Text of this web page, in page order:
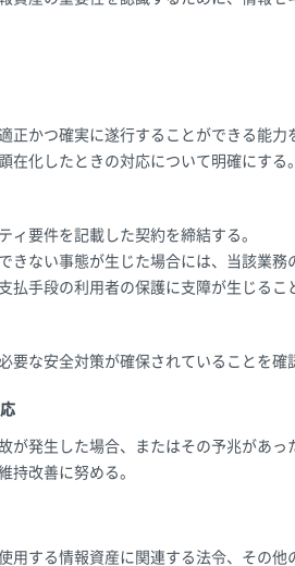
正かつ確実に遂行することができる能
在化したときの対応について明確にする。
ィ要件を記載した契約を締結する。
きない事態が生じた場合には、当該業
払手段の利用者の保護に支障が生じるこ
要な安全対策が確保されていることを確
が発生した場合、またはその予兆があ
持改善に努める。
用する情報資産に関連する法令、その